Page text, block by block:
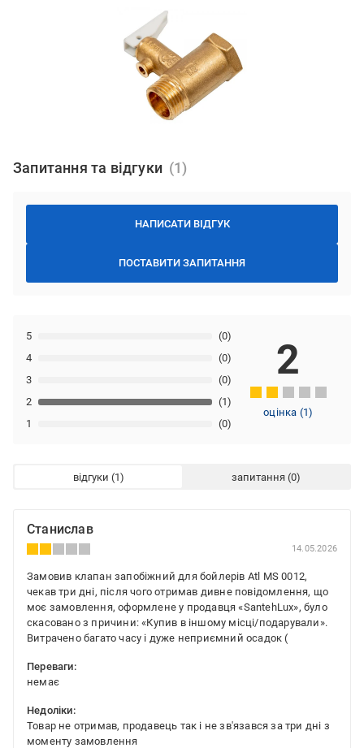
Запитання та відгуки
НАПИСАТИ ВІДГУК
ПОСТАВИТИ ЗАПИТАННЯ
1 (0)
2 (1)
3 (0)
4 (0)
5 (0)
2
оцінка (1)
відгуки запитання
Станислав
14.05.2026
Замовив клапан запобіжний для бойлерів Atl MS 0012,
чекав три дні, після чого отримав дивне повідомлення, що
моє замовлення, оформлене у продавця «SantehLux», було
скасовано з причини: «Купив в іншому місці/подарували».
Витрачено багато часу і дуже неприємний осадок (
Переваги:
немає
Недоліки:
Товар не отримав, продавець так і не зв'язався за три дні з
моменту замовлення